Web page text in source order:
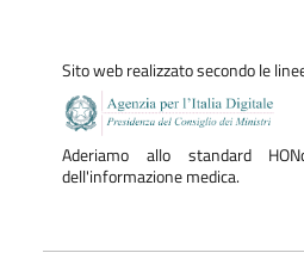
Sito web realizzato secondo le
Aderiamo allo standard
dell'informazione medica.